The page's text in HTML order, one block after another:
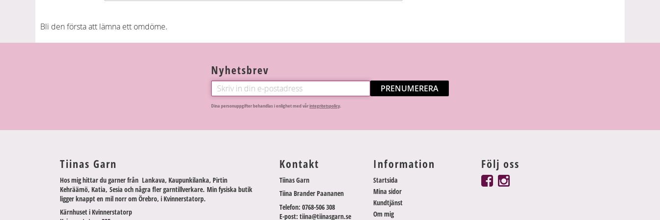
Bli den första att lämna ett omdöme.
Nyhetsbrev
PRENUMERERA
Dina personuppgifter behandlas i enlighet med vårintegritetspolicy.
Tiinas Garn
Hos mig hittar du garner från Lankava, Kaupunkilanka, Pirtin
Kehräämö, Katia, Sesia och några fler garntillverkare. Min fysiska butik
ligger knappt en mil norr om Örebro, i Kvinnerstatorp.
Kärnhuset i Kvinnerstatorp
Kontakt
Tiinas Garn
Tiina Brander Paananen
Telefon: 0768-506 308
E-post: tiina@tiinasgarn.se
Information
Startsida
Mina sidor
Kundtjänst
Om mig
Följ oss